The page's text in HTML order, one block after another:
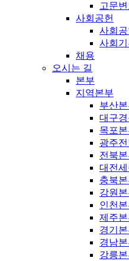
고문
사회공헌
사회
사회
채용
오시는 길
본부
지역본부
부산
대구
목포
광주
전북
대전
충북
강원
인천
제주
경기
경남
강릉